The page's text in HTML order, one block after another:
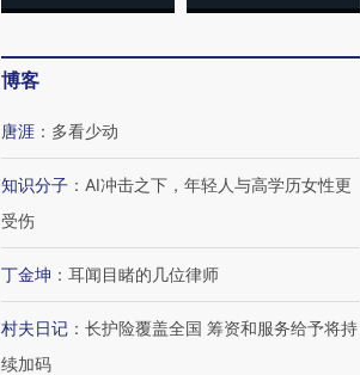
博客
唐涯 ： 多看少动
知识分子 ： AI冲击之下，年轻人与高学历女性更
受伤
丁金坤 ： 耳闻目睹的几位律师
村夫日记 ： 长护险覆盖全国 筹资和服务给予将持
续加码